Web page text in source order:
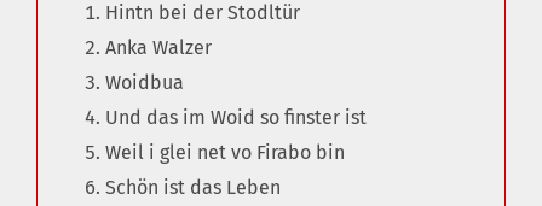
Hintn bei der Stodltür
Anka Walzer
Woidbua
Und das im Woid so finster ist
Weil i glei net vo Firabo bin
Schön ist das Leben